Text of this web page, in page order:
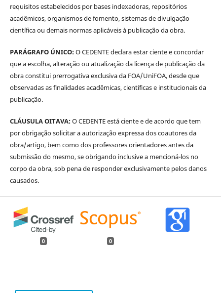
requisitos estabelecidos por bases indexadoras, repositórios
acadêmicos, organismos de fomento, sistemas de divulgação
científica ou demais normas aplicáveis à publicação da obra.
PARÁGRAFO ÚNICO:O CEDENTE declara estar ciente e concordar
que a escolha, alteração ou atualização da licença de publicação da
obra constitui prerrogativa exclusiva da FOA/UniFOA, desde que
observadas as finalidades acadêmicas, científicas e institucionais da
publicação.
CLÁUSULA OITAVA:O CEDENTE está ciente e de acordo que tem
por obrigação solicitar a autorização expressa dos coautores da
obra/artigo, bem como dos professores orientadores antes da
submissão do mesmo, se obrigando inclusive a mencioná-los no
corpo da obra, sob pena de responder exclusivamente pelos danos
causados.
0 0